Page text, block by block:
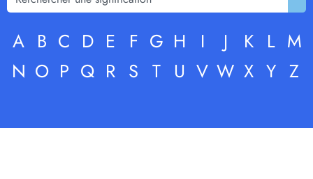
A B C D E F G H I J K L M
N O P Q R S T U V W X Y Z